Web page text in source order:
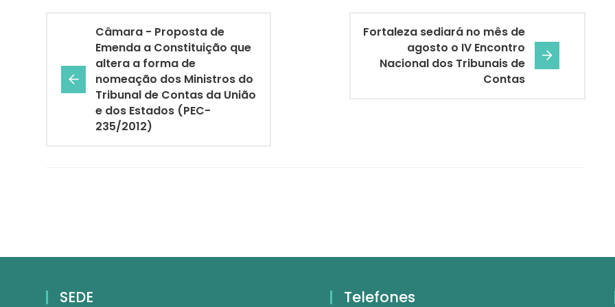
Câmara - Proposta de
Emenda a Constituição que
altera a forma de
nomeação dos Ministros do
Tribunal de Contas da União
e dos Estados (PEC-
235/2012)
Fortaleza sediará no mês de
agosto o IV Encontro
Nacional dos Tribunais de
Contas
SEDE Telefones